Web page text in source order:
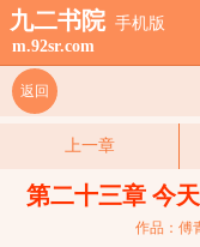
九二书院 手机版
m.92sr.com
返回
上一章
第二十三章 今
作品：傅